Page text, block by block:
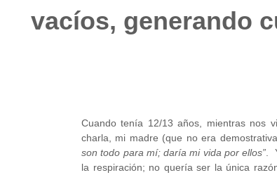
vacíos, generando
Cuando tenía 12/13 años, mientras nos
charla, mi madre (que no era
son todo para mí; daría mi vida por ellos” .
la respiración; no quería ser la única